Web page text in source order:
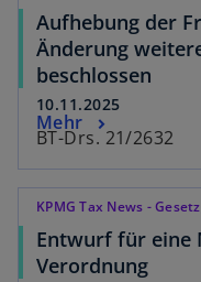
Aufhebung der
Änderung
beschlossen
10.11.2025
BT-Drs. 21/2632
Mehr
KPMG Tax News -
Entwurf für eine
Verordnung